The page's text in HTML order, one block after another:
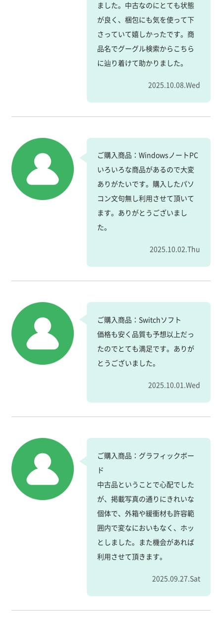
ました。中古なのにとても状態
が良く、梱包にも気を使って下
さっていて嬉しかったです。商
品名でグーグル検索からこちら
に辿り着けて助かりました。
2025.10.08.Wed
ご購入商品：WindowsノートPC
いろいろな商品があるので大変
ありがたいです。購入したパソ
コン文句無し利用させて頂いて
ます。ありがとうございまし
た。
2025.10.02.Thu
ご購入商品：Switchソフト
価格も安く品質も予想以上だっ
たのでとても満足です。ありが
とうございました。
2025.10.01.Wed
ご購入商品：グラフィックボー
ド
中古品ということで心配でした
が、掲載写真の通りにきれいな
個体で、外箱や緩衝材も許容範
囲内で変なにおいもなく、ホッ
としました。また機会があれば
利用させて頂きます。
2025.09.27.Sat